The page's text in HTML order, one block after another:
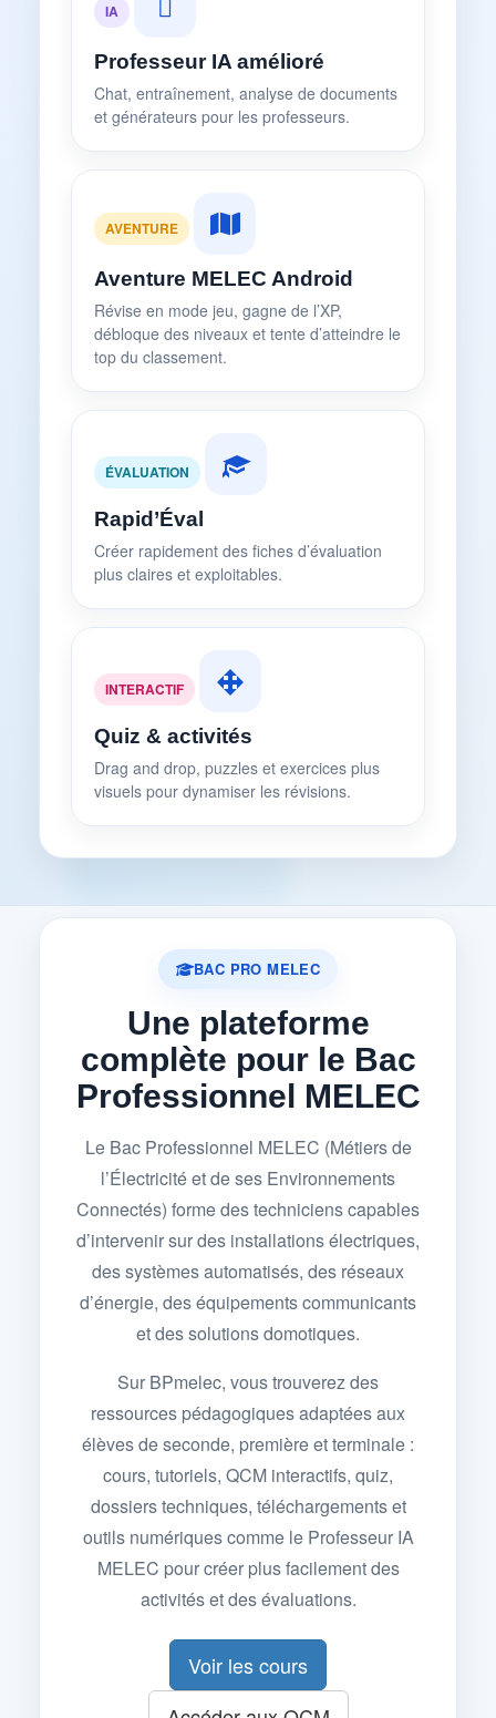
IA
Professeur IA amélioré
Chat, entraînement, analyse de documents
et générateurs pour les professeurs.
AVENTURE
Aventure MELEC Android
Révise en mode jeu, gagne de l’XP,
débloque des niveaux et tente d’atteindre le
top du classement.
ÉVALUATION
Rapid’Éval
Créer rapidement des fiches d’évaluation
plus claires et exploitables.
INTERACTIF
Quiz & activités
Drag and drop, puzzles et exercices plus
visuels pour dynamiser les révisions.
BAC PRO MELEC
Une plateforme
complète pour le Bac
Professionnel MELEC
Le Bac Professionnel MELEC (Métiers de
l’Électricité et de ses Environnements
Connectés) forme des techniciens capables
d’intervenir sur des installations électriques,
des systèmes automatisés, des réseaux
d’énergie, des équipements communicants
et des solutions domotiques.
Sur BPmelec, vous trouverez des
ressources pédagogiques adaptées aux
élèves de seconde, première et terminale :
cours, tutoriels, QCM interactifs, quiz,
dossiers techniques, téléchargements et
outils numériques comme le Professeur IA
MELEC pour créer plus facilement des
activités et des évaluations.
Voir les cours